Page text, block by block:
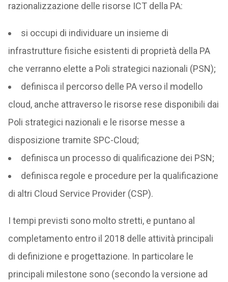
razionalizzazione delle risorse ICT della PA:
si occupi di individuare un insieme di
infrastrutture fisiche esistenti di proprietà della PA
che verranno elette a Poli strategici nazionali (PSN);
definisca il percorso delle PA verso il modello
cloud, anche attraverso le risorse rese disponibili dai
Poli strategici nazionali e le risorse messe a
disposizione tramite SPC-Cloud;
definisca un processo di qualificazione dei PSN;
definisca regole e procedure per la qualificazione
di altri Cloud Service Provider (CSP).
I tempi previsti sono molto stretti, e puntano al
completamento entro il 2018 delle attività principali
di definizione e progettazione. In particolare le
principali milestone sono (secondo la versione ad